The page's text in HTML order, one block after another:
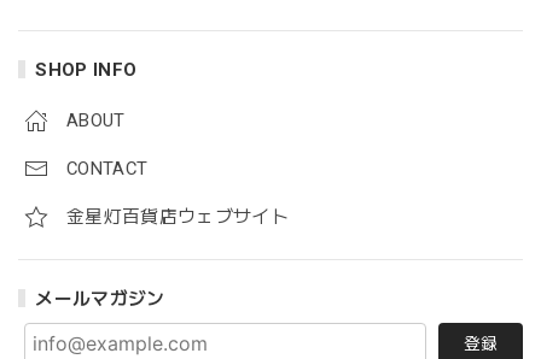
SHOP INFO
ABOUT
CONTACT
金星灯百貨店ウェブサイト
メールマガジン
登録